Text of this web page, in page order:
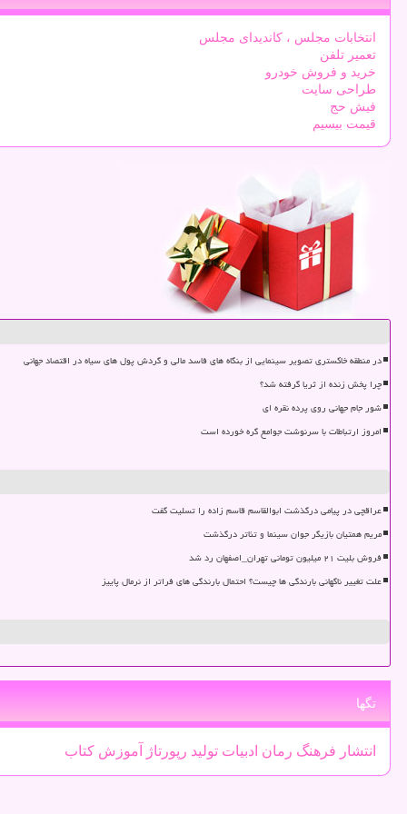
انتخابات مجلس ، کاندیدای مجلس
تعمیر تلفن
خرید و فروش خودرو
طراحی سایت
فیش حج
قیمت بیسیم
در منطقه خاکستری تصویر سینمایی از بنگاه های فاسد مالی و گردش پول های سیاه در اقتصاد جهانی
چرا پخش زنده از ثریا گرفته شد؟
شور جام جهانی روی پرده نقره ای
امروز ارتباطات با سرنوشت جوامع گره خورده است
عراقچی در پیامی درگذشت ابوالقاسم قاسم زاده را تسلیت گفت
مریم همتیان بازیگر جوان سینما و تئاتر درگذشت
فروش بلیت ۲۱ میلیون تومانی تهران_اصفهان رد شد
علت تغییر ناگهانی بارندگی ها چیست؟ احتمال بارندگی های فراتر از نرمال پاییز
تگها
انتشار فرهنگ رمان ادبیات تولید رپورتاژ آموزش كتاب